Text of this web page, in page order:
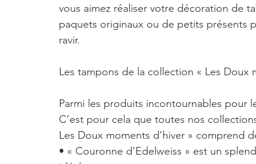
vous aimez réaliser votre décoration de
paquets originaux ou de petits présents
ravir.
Les tampons de la collection « Les Doux
Parmi les produits incontournables pour
C’est pour cela que toutes nos
Les Doux moments d’hiver » comprend
• « Couronne d’Edelweiss » est un